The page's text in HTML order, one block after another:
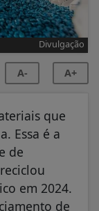
Divulgação
A- A+
que
Essa é a
de
em 2024.
de